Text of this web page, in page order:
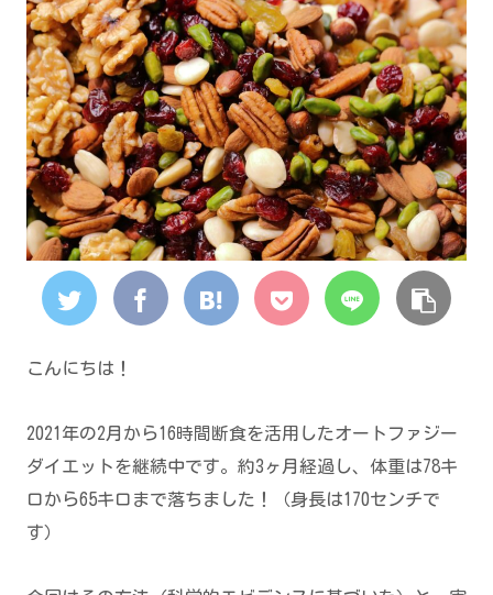
こんにちは！
2021年の2月から16時間断食を活用したオートファジー
ダイエットを継続中です。約3ヶ月経過し、体重は78キ
ロから65キロまで落ちました！（身長は170センチで
す）